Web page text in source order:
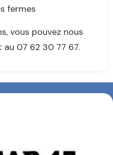
fermes
vous pouvez nous
07 62 30 77 67.